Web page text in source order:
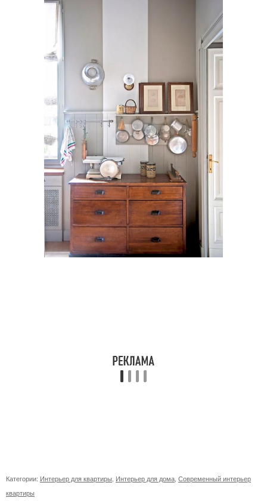
Категории: Интерьер для квартиры Интерьер для дома Современный интерьер
квартиры